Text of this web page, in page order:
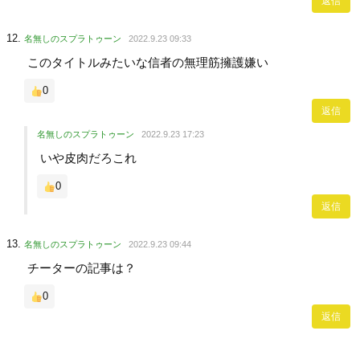
名無しのスプラトゥーン 2022.9.23 09:33
このタイトルみたいな信者の無理筋擁護嫌い
0
返信
名無しのスプラトゥーン 2022.9.23 17:23
いや皮肉だろこれ
0
返信
名無しのスプラトゥーン 2022.9.23 09:44
チーターの記事は？
0
返信